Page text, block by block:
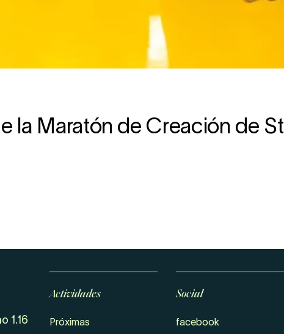
la Maratón de Creación de
1.16
Actividades
Próximas
Social
facebook